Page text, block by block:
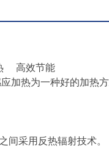
高效节能
加热为一种好的加热
间采用反热辐射技术。